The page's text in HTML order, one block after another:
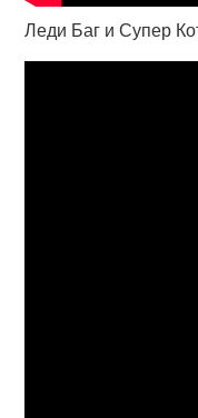
Леди Баг и Супер